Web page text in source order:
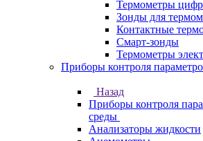
Термометры
Зонды для
Контактные
Смарт-зонды
Термометры
Приборы контроля
Назад
Приборы контроля
среды
Анализаторы жидкости